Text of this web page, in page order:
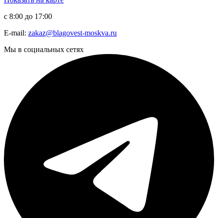
с 8:00 до 17:00
E-mail: zakaz@blagovest-moskva.ru
Мы в социальных сетях